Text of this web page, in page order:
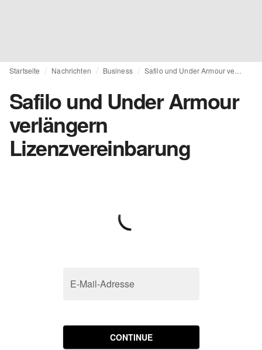
Startseite Nachrichten Business
Safilo und Under Armour
verlängern
Lizenzvereinbarung
E-Mail-Adresse
CONTINUE